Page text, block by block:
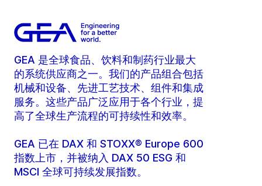
GEA 是全球食品、饮料和制药行业最大
的系统供应商之一。我们的产品组合包括
机械和设备、先进工艺技术、组件和集成
服务。这些产品广泛应用于各个行业，提
高了全球生产流程的可持续性和效率。
GEA 已在 DAX 和 STOXX® Europe 600
指数上市，并被纳入 DAX 50 ESG 和
MSCI 全球可持续发展指数。